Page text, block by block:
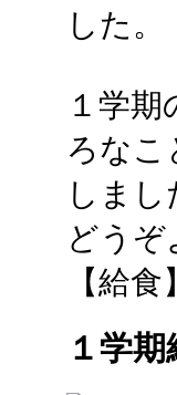
した。
１学
ろなこ
しま
どう
【給
１学